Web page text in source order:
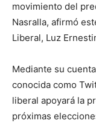
movimiento del
Nasralla, afirmó
Liberal, Luz
Mediante su
conocida como
liberal apoyará la
próximas